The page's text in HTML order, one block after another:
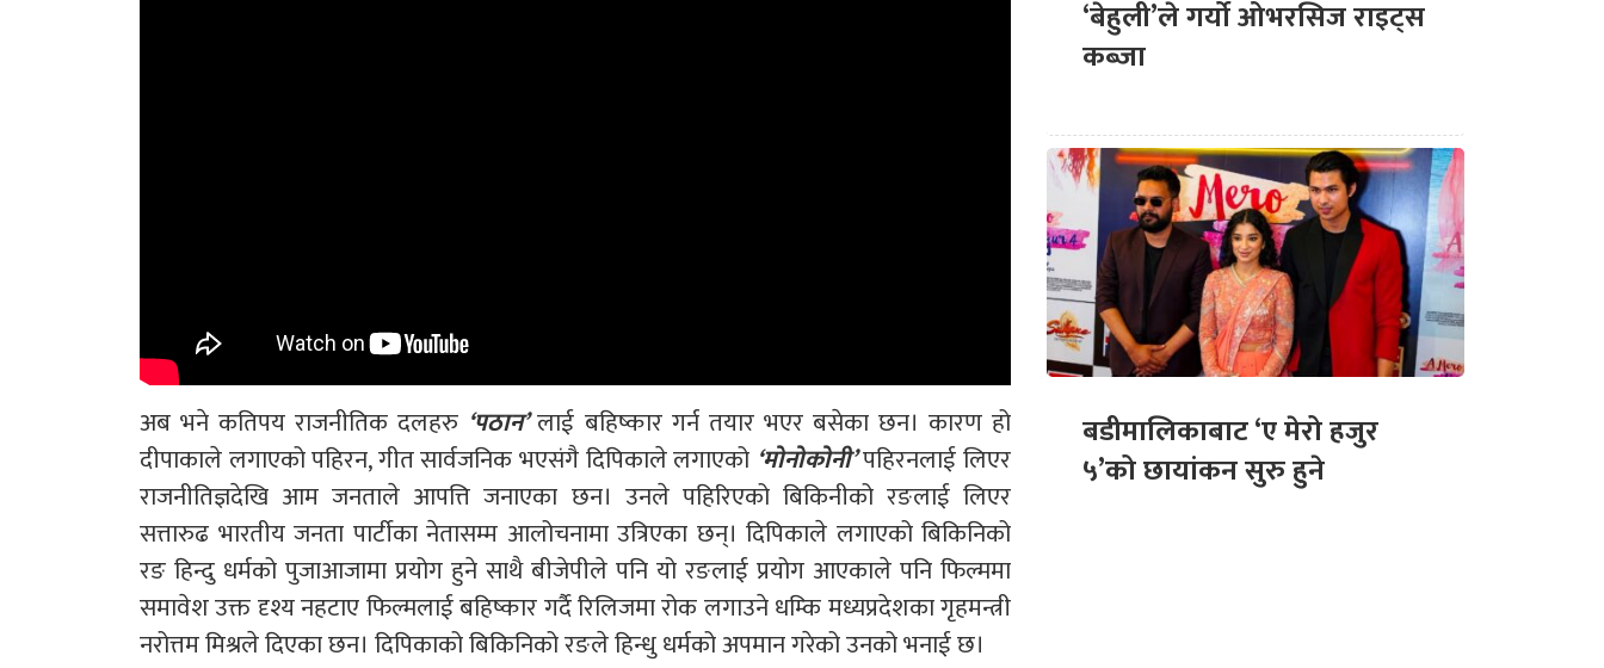
अब भने कतिपय राजनीतिक दलहरु ‘पठान’लाई बहिष्कार गर्न तयार भएर बसेका छन। कारण हो
दीपाकाले लगाएको पहिरन, गीत सार्वजनिक भएसंगै दिपिकाले लगाएको ‘मोनोकोनी’पहिरनलाई लिएर
राजनीतिज्ञदेखि आम जनताले आपत्ति जनाएका छन। उनले पहिरिएको बिकिनीको रङलाई लिएर
सत्तारुढ भारतीय जनता पार्टीका नेतासम्म आलोचनामा उत्रिएका छन्। दिपिकाले लगाएको बिकिनिको
रङ हिन्दु धर्मको पुजाआजामा प्रयोग हुने साथै बीजेपीले पनि यो रङलाई प्रयोग आएकाले पनि फिल्ममा
समावेश उक्त दृश्य नहटाए फिल्मलाई बहिष्कार गर्दै रिलिजमा रोक लगाउने धम्कि मध्यप्रदेशका गृहमन्त्री
नरोत्तम मिश्रले दिएका छन। दिपिकाको बिकिनिको रङले हिन्धु धर्मको अपमान गरेको उनको भनाई छ।
‘बेहुली’ले गर्यो ओभरसिज राइट्स
कब्जा
बडीमालिकाबाट ‘ए मेरो हजुर
५’को छायांकन सुरु हुने